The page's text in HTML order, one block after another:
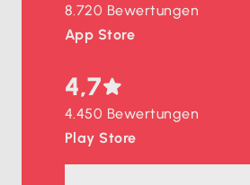
App Store
8.720 Bewertungen
4,7
Play Store
4.450 Bewertungen